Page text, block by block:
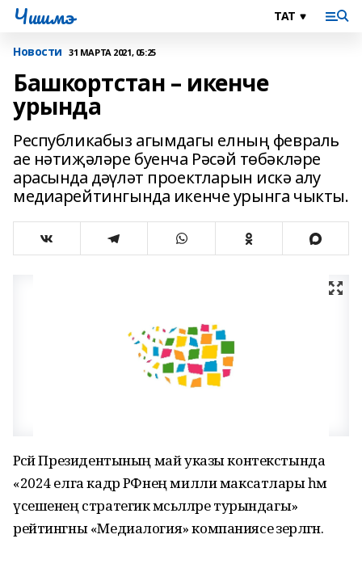
Чишмэ
Новости 31 МАРТА 2021, 05:25
Башкортстан – икенче
урында
Республикабыз агымдагы елның февраль
ае нәтиҗәләре буенча Рәсәй төбәкләре
арасында дәүләт проектларын искә алу
медиарейтингында икенче урынга чыкты.
Рәсәй Президентының май указы контекстында
«2024 елга кадәр РФнең милли максатлары һәм
үсешенең стратегик мәсьәләләре турындагы»
рейтингны «Медиалогия» компаниясе әзерләгән.